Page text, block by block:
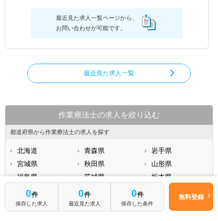
最近見た求人一覧ページから、
お問い合わせが可能です。
最近見た求人一覧
0件
保存した求人
0件
最近見た求人
0件
保存した条件
無料登録
作業療法士の求人を絞り込む
都道府県から作業療法士の求人を探す
北海道 青森県
岩手県
宮城県
秋田県
山形県
福島県
茨城県
栃木県
群馬県
埼玉県
東京都
神奈川県
新潟県